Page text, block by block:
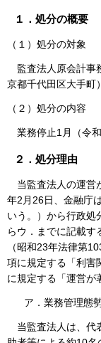
１．処分の概要
（１）処分の対象
監査法人原会計事
京都千代田区大手町）
（２）処分の内容
業務停止1月（令
２．処分理由
当監査法人の運営
年2月26日、金融庁
いう。）から行政処
らウ．までに記載す
（昭和23年法律第
項に規定する「利害
に規定する「運営が
ア．業務管理態
当監査法人は、代